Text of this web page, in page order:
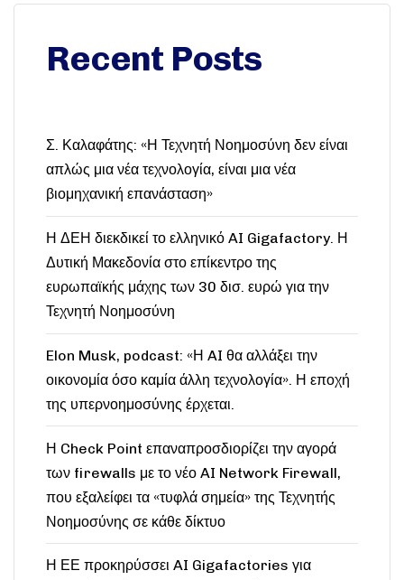
Recent Posts
Σ. Καλαφάτης: «Η Τεχνητή Νοημοσύνη δεν είναι
απλώς μια νέα τεχνολογία, είναι μια νέα
βιομηχανική επανάσταση»
Η ΔΕΗ διεκδικεί το ελληνικό AI Gigafactory. Η
Δυτική Μακεδονία στο επίκεντρο της
ευρωπαϊκής μάχης των 30 δισ. ευρώ για την
Τεχνητή Νοημοσύνη
Elon Musk, podcast: «Η AI θα αλλάξει την
οικονομία όσο καμία άλλη τεχνολογία». Η εποχή
της υπερνοημοσύνης έρχεται.
Η Check Point επαναπροσδιορίζει την αγορά
των firewalls με το νέο AI Network Firewall,
που εξαλείφει τα «τυφλά σημεία» της Τεχνητής
Νοημοσύνης σε κάθε δίκτυο
Η ΕΕ προκηρύσσει AI Gigafactories για